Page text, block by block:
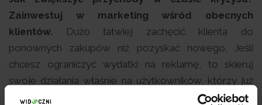
Zainwestuj w marketing wśród obecnych
klientów. Dużo łatwiej zachęcić klienta do
ponownych zakupów niż pozyskać nowego. Jeśli
chcesz ograniczyć wydatki na reklamę, to skieruj
swoje działania właśnie na użytkowników, którzy już
wcześniej korzystali z usług Twojej firmy lub zrobiły u